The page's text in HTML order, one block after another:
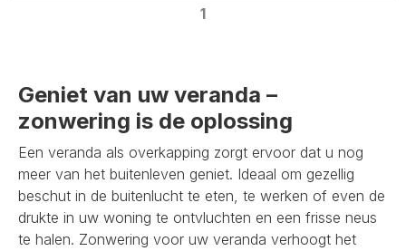
1
Geniet van uw veranda –
zonwering is de oplossing
Een veranda als overkapping zorgt ervoor dat u nog
meer van het buitenleven geniet. Ideaal om gezellig
beschut in de buitenlucht te eten, te werken of even de
drukte in uw woning te ontvluchten en een frisse neus
te halen. Zonwering voor uw veranda verhoogt het